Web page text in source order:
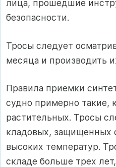
лица, прошедшие
безопасности.
Тросы следует
месяца и производить
Правила приемки
судно примерно такие,
растительных. Тросы
кладовых, защищенных
высоких температур.
складе больше трех